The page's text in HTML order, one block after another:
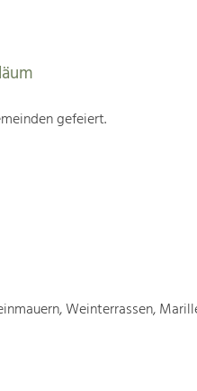
gefeiert.
Weinterrassen,